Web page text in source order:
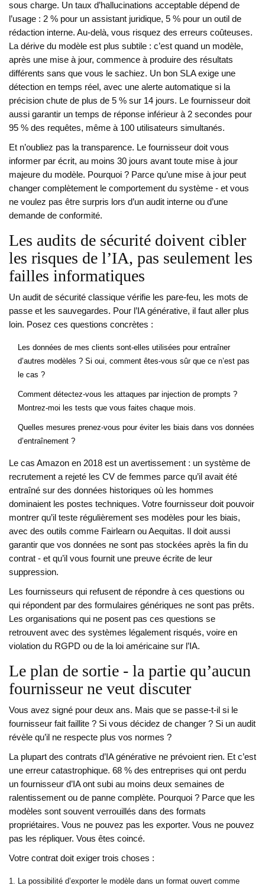
sous charge. Un taux d’hallucinations acceptable dépend de
l’usage : 2 % pour un assistant juridique, 5 % pour un outil de
rédaction interne. Au-delà, vous risquez des erreurs coûteuses.
La dérive du modèle est plus subtile : c’est quand un modèle,
après une mise à jour, commence à produire des résultats
différents sans que vous le sachiez. Un bon SLA exige une
détection en temps réel, avec une alerte automatique si la
précision chute de plus de 5 % sur 14 jours. Le fournisseur doit
aussi garantir un temps de réponse inférieur à 2 secondes pour
95 % des requêtes, même à 100 utilisateurs simultanés.
Et n’oubliez pas la transparence. Le fournisseur doit vous
informer par écrit, au moins 30 jours avant toute mise à jour
majeure du modèle. Pourquoi ? Parce qu’une mise à jour peut
changer complètement le comportement du système - et vous
ne voulez pas être surpris lors d’un audit interne ou d’une
demande de conformité.
Les audits de sécurité doivent cibler
les risques de l’IA, pas seulement les
failles informatiques
Un audit de sécurité classique vérifie les pare-feu, les mots de
passe et les sauvegardes. Pour l’IA générative, il faut aller plus
loin. Posez ces questions concrètes :
Les données de mes clients sont-elles utilisées pour entraîner
d’autres modèles ? Si oui, comment êtes-vous sûr que ce n’est pas
le cas ?
Comment détectez-vous les attaques par injection de prompts ?
Montrez-moi les tests que vous faites chaque mois.
Quelles mesures prenez-vous pour éviter les biais dans vos données
d’entraînement ?
Le cas Amazon en 2018 est un avertissement : un système de
recrutement a rejeté les CV de femmes parce qu’il avait été
entraîné sur des données historiques où les hommes
dominaient les postes techniques. Votre fournisseur doit pouvoir
montrer qu’il teste régulièrement ses modèles pour les biais,
avec des outils comme Fairlearn ou Aequitas. Il doit aussi
garantir que vos données ne sont pas stockées après la fin du
contrat - et qu’il vous fournit une preuve écrite de leur
suppression.
Les fournisseurs qui refusent de répondre à ces questions ou
qui répondent par des formulaires génériques ne sont pas prêts.
Les organisations qui ne posent pas ces questions se
retrouvent avec des systèmes légalement risqués, voire en
violation du RGPD ou de la loi américaine sur l’IA.
Le plan de sortie - la partie qu’aucun
fournisseur ne veut discuter
Vous avez signé pour deux ans. Mais que se passe-t-il si le
fournisseur fait faillite ? Si vous décidez de changer ? Si un audit
révèle qu’il ne respecte plus vos normes ?
La plupart des contrats d’IA générative ne prévoient rien. Et c’est
une erreur catastrophique. 68 % des entreprises qui ont perdu
un fournisseur d’IA ont subi au moins deux semaines de
ralentissement ou de panne complète. Pourquoi ? Parce que les
modèles sont souvent verrouillés dans des formats
propriétaires. Vous ne pouvez pas les exporter. Vous ne pouvez
pas les répliquer. Vous êtes coincé.
Votre contrat doit exiger trois choses :
La possibilité d’exporter le modèle dans un format ouvert comme